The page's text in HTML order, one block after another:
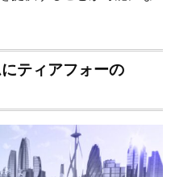
ティアフォーの